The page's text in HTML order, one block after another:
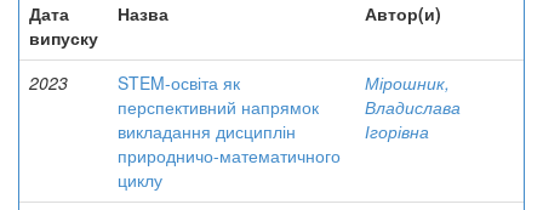
Дата
випуску
Назва Автор(и)
2023
STEM-освіта як
перспективний напрямок
викладання дисциплін
природничо-математичного
циклу
Мірошник,
Владислава
Ігорівна